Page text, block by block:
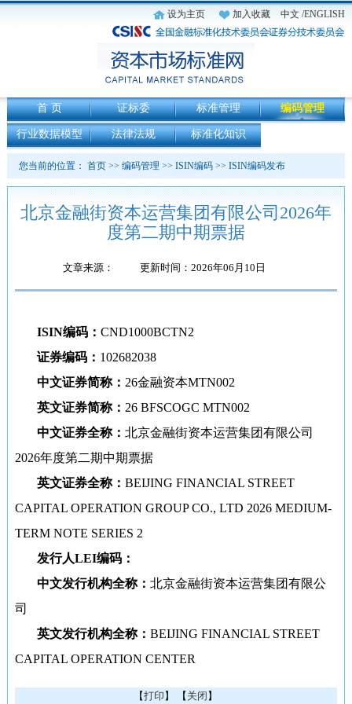
设为主页 加入收藏 中文 /ENGLISH
首 页 证标委 标准管理 编码管理
行业数据模型 法律法规 标准化知识
您当前的位置： 首页>> 编码管理 >> ISIN编码>> ISIN编码发布
北京金融街资本运营集团有限公司2026年
度第二期中期票据
文章来源： 更新时间：2026年06月10日
ISIN编码： CND1000BCTN2
证券编码： 102682038
中文证券简称： 26金融资本MTN002
英文证券简称： 26 BFSCOGC MTN002
中文证券全称： 北京金融街资本运营集团有限公司
2026年度第二期中期票据
英文证券全称： BEIJING FINANCIAL STREET
CAPITAL OPERATION GROUP CO., LTD 2026 MEDIUM-
TERM NOTE SERIES 2
发行人LEI编码：
中文发行机构全称： 北京金融街资本运营集团有限公
司
英文发行机构全称： BEIJING FINANCIAL STREET
CAPITAL OPERATION CENTER
【打印 】 【 关闭 】